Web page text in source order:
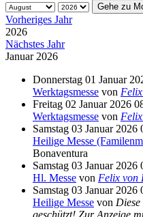
Gehe zu
Vorheriges Jahr
2026
Nächstes Jahr
Januar 2026
Donnerstag 01 Januar
Werktagsmesse von
Freitag 02 Januar 2026
Werktagsmesse von
Samstag 03 Januar 2026
Heilige Messe
Bonaventura
Samstag 03 Januar
Hl. Messe von Felix von
Samstag 03 Januar
Heilige Messe von
geschützt! Zur Anzeige